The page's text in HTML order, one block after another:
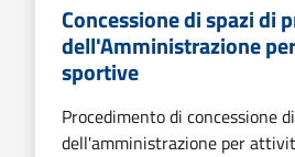
Concessione di spazi di
dell'Amministrazione
sportive
Procedimento di concessione
dell'amministrazione per